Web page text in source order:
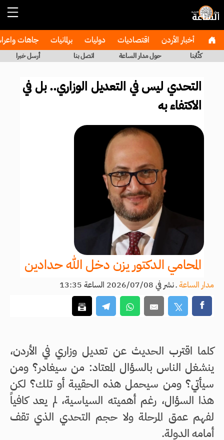
أخبار الأردن اقتصاديات دوليات برلمانيات جاهات
كتَّابنا حول مدار الساعة اتصل بنا أرسل خبرا
التحدي ليس في التعديل الوزاري.. بل في
الاكتفاء به
المحامي الدكتور يزن دخل الله حدادين
مدار الساعةـنشر في 2026/07/08 الساعة 13:35
كلما اقترب الحديث عن تعديل وزاري في الأردن،
ينشغل الناس بالسؤال المعتاد: من سيغادر؟ ومن
سيأتي؟ ومن سيحمل هذه الحقيبة أو تلك؟ لكن
هذا السؤال، رغم أهميته السياسية، لم يعد كافياً
لفهم عمق المرحلة ولا حجم التحدي الذي تقف
أمامه الدولة.